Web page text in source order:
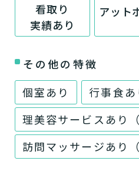
看取り
実績あり
アット
その他の特徴
個室あり
行事食あ
理美容サービスあり（
訪問マッサージあり（